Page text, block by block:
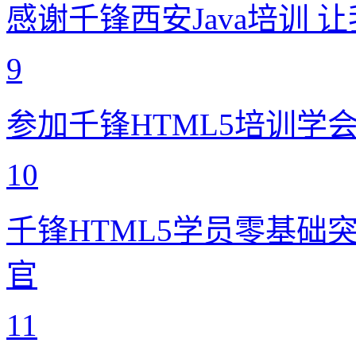
感谢千锋西安Java培训
9
参加千锋HTML5培训学
10
千锋HTML5学员零基础
官
11